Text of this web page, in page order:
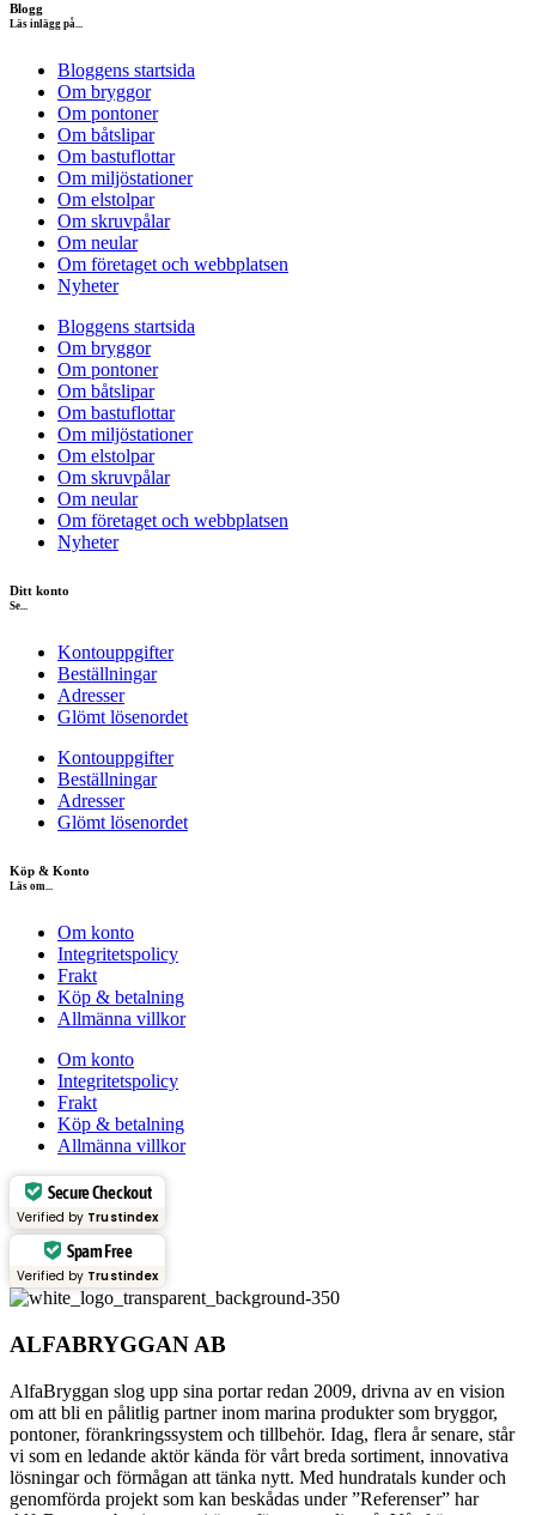
Blogg
Läs inlägg på...
Bloggens startsida
Om bryggor
Om pontoner
Om båtslipar
Om bastuflottar
Om miljöstationer
Om elstolpar
Om skruvpålar
Om neular
Om företaget och webbplatsen
Nyheter
Bloggens startsida
Om bryggor
Om pontoner
Om båtslipar
Om bastuflottar
Om miljöstationer
Om elstolpar
Om skruvpålar
Om neular
Om företaget och webbplatsen
Nyheter
Ditt konto
Se...
Kontouppgifter
Beställningar
Adresser
Glömt lösenordet
Kontouppgifter
Beställningar
Adresser
Glömt lösenordet
Köp & Konto
Läs om...
Om konto
Integritetspolicy
Frakt
Köp & betalning
Allmänna villkor
Om konto
Integritetspolicy
Frakt
Köp & betalning
Allmänna villkor
Secure Checkout
Verified by Trustindex
Spam Free
Verified by Trustindex
ALFABRYGGAN AB
AlfaBryggan slog upp sina portar redan 2009, drivna av en vision
om att bli en pålitlig partner inom marina produkter som bryggor,
pontoner, förankringssystem och tillbehör. Idag, flera år senare, står
vi som en ledande aktör kända för vårt breda sortiment, innovativa
lösningar och förmågan att tänka nytt. Med hundratals kunder och
genomförda projekt som kan beskådas under ”Referenser” har